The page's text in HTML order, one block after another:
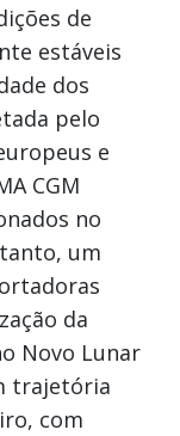
de
estáveis
dos
pelo
e
CGM
no
um
da
Novo Lunar
trajetória
com